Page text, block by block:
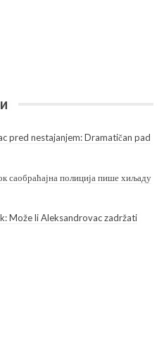
pred nestajanjem: Dramatičan pad
саобраћајна полиција пише хиљаду
Može li Aleksandrovac zadržati